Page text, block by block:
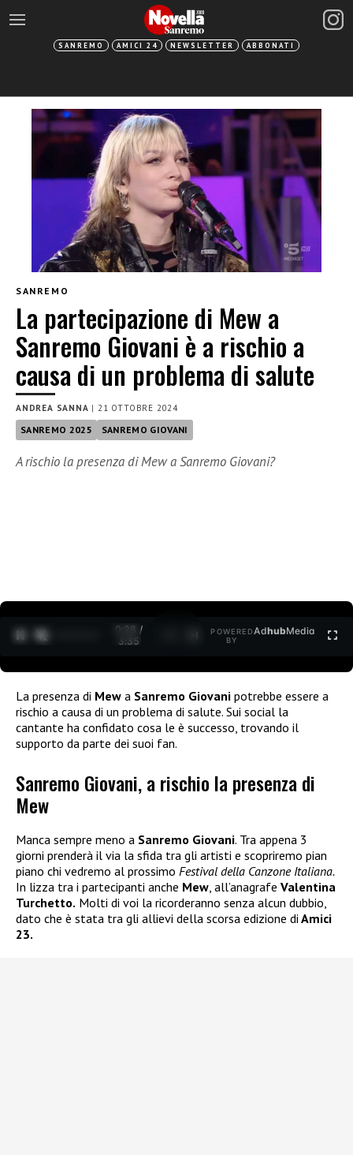
SANREMO AMICI 24 NEWSLETTER ABBONATI
SANREMO
La partecipazione di Mew a
Sanremo Giovani è a rischio a
causa di un problema di salute
ANDREA SANNA |21 OTTOBRE 2024
SANREMO 2025 SANREMO GIOVANI
A rischio la presenza di Mew a Sanremo Giovani?
0:30 /
3:35
POWERED
BY
AdhubMedia
La presenza di Mew a Sanremo Giovani potrebbe essere a
rischio a causa di un problema di salute. Sui social la
cantante ha confidato cosa le è successo, trovando il
supporto da parte dei suoi fan.
Sanremo Giovani, a rischio la presenza di
Mew
Manca sempre meno a Sanremo Giovani. Tra appena 3
giorni prenderà il via la sfida tra gli artisti e scopriremo pian
piano chi vedremo al prossimo Festival della Canzone Italiana.
In lizza tra i partecipanti anche Mew, all’anagrafe Valentina
Turchetto. Molti di voi la ricorderanno senza alcun dubbio,
dato che è stata tra gli allievi della scorsa edizione di Amici
23.